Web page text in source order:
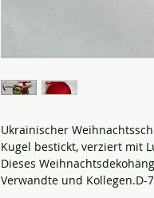
Ukrainischer
Kugel bestickt, verziert mit
Dieses
Verwandte und Kollegen.D-